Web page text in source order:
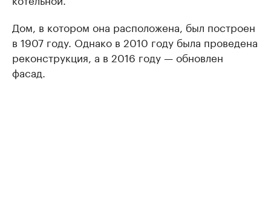
Дом, в котором она расположена, был построен
в 1907 году. Однако в 2010 году была проведена
реконструкция, а в 2016 году — обновлен
фасад.